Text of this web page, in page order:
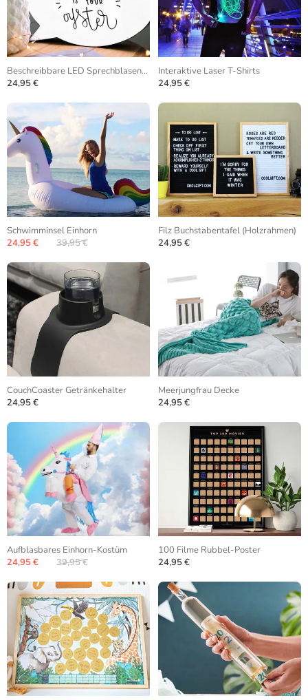
Beschreibbare LED Sprechblasenlampe
24,95 €
Interaktive Laser T-Shirts
24,95 €
Schwimminsel Einhorn
24,95 €
39,95 €
Filz Buchstabentafel (Holzrahmen)
24,95 €
CouchCoaster Getränkehalter
24,95 €
Meerjungfrau Decke
24,95 €
Aufblasbares Einhorn-Kostüm
24,95 €
39,95 €
100 Filme Rubbel-Poster
24,95 €